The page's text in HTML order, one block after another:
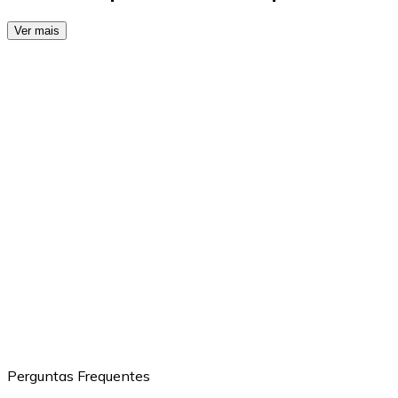
Ver mais
Perguntas Frequentes